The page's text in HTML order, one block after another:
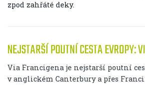
NEJSTARŠÍ POUTNÍ CESTA EVROPY:
Via Francigena je nejstarší poutní
v anglickém Canterbury a přes
zpod zahřáté deky.